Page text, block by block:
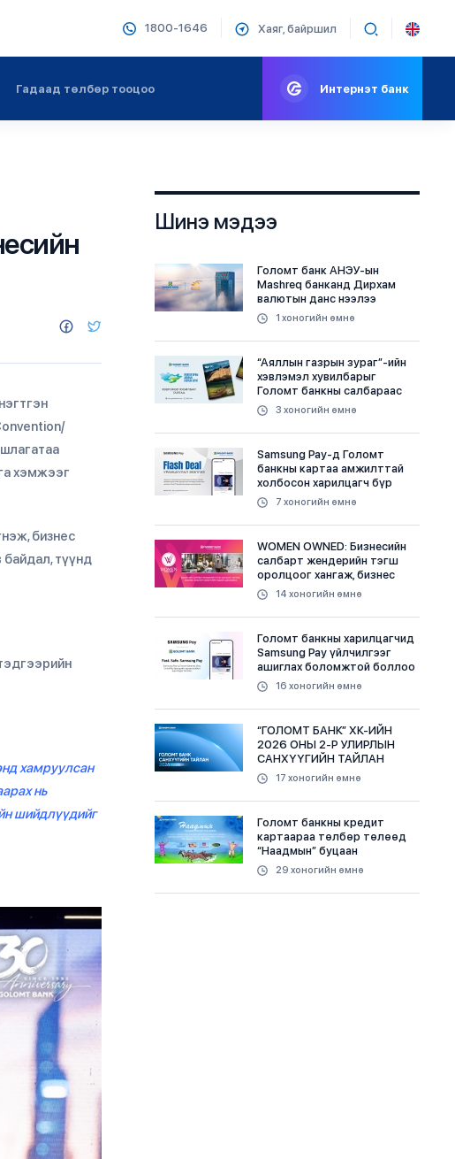
1800-1646 Хаяг, байршил
Гадаад төлбөр тооцоо Интернэт банк
хэмжээг
бизнес
түүнд
хамруулсан
нь
шийдлүүдийг
Шинэ мэдээ
Голомт банк АНЭУ-ын
Mashreq банканд Дирхам
валютын данс нээлээ
1 хоногийн өмнө
“Аяллын газрын зураг”-ийн
хэвлэмэл хувилбарыг
Голомт банкны салбараас
үнэ төлбөргүй авах
боломжтой
3 хоногийн өмнө
Samsung Pay-д Голомт
банкны картаа амжилттай
холбосон харилцагч бүр
бэлэгтэй
7 хоногийн өмнө
WOMEN OWNED: Бизнесийн
салбарт жендерийн тэгш
оролцоог хангаж, бизнес
эрхлэгч эмэгтэйчүүдийг
дэмжинэ
14 хоногийн өмнө
Голомт банкны харилцагчид
Samsung Pay үйлчилгээг
ашиглах боломжтой боллоо
16 хоногийн өмнө
“ГОЛОМТ БАНК” ХК-ИЙН
2026 ОНЫ 2-Р УЛИРЛЫН
САНХҮҮГИЙН ТАЙЛАН
НИЙТЛЭГДЛЭЭ
17 хоногийн өмнө
Голомт банкны кредит
картаараа төлбөр төлөөд
“Наадмын” буцаан
олголттой урамшуулалд
хамрагдаарай
29 хоногийн өмнө